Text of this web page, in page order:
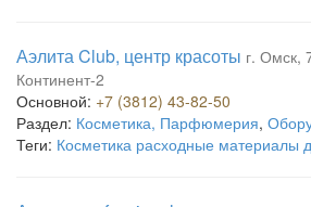
Аэлита Club, центр красоты г. Омск,
Континент-2
Основной: +7 (3812) 43-82-50
Раздел: Косметика, Парфюмерия,
Теги: Косметика расходные материалы